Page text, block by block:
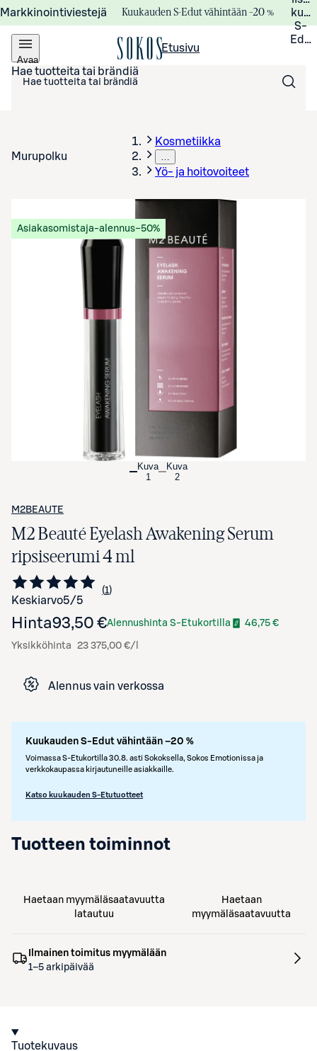
Markkinointiviestejä Kuukauden S-Edut vähintään –20 %
S-
Avaa
valikko
Etusivu
Hae tuotteita tai brändiä
Murupolku
Kosmetiikka
…
Yö- ja hoitovoiteet
Asiakasomistaja-alennus−50%
Kuva
1
Kuva
2
M2BEAUTE
M2 Beauté Eyelash Awakening Serum
ripsiseerumi 4 ml
Keskiarvo5/5 Siirry arvioihin
1
kappale
Hinta93,50 €Alennushinta S-Etukortilla 46,75 €
Yksikköhinta 23 375,00 €/l
Alennus vain verkossa
Kuukauden S-Edut vähintään –20 %
Voimassa S-Etukortilla 30.8. asti Sokoksella, Sokos Emotionissa ja
verkkokaupassa kirjautuneille asiakkaille.
Katso kuukauden S-Etutuotteet
Tuotteen toiminnot
Haetaan myymäläsaatavuutta
latautuu
Haetaan
myymäläsaatavuutta
Ilmainen toimitus myymälään
1–5 arkipäivää
Tuotekuvaus